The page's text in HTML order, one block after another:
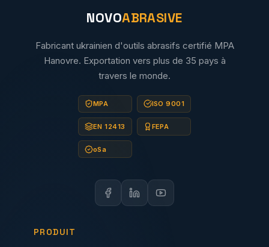
NOVOABRASIVE
Fabricant ukrainien d'outils abrasifs certifié MPA
Hanovre. Exportation vers plus de 35 pays à
travers le monde.
MPA ISO 9001
EN 12413 FEPA
oSa
PRODUIT